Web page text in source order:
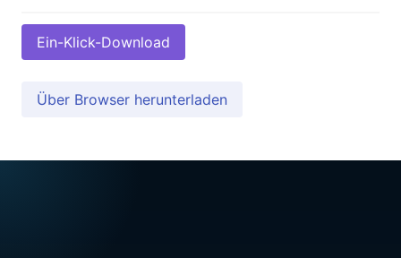
Ein-Klick-Download
Über Browser herunterladen